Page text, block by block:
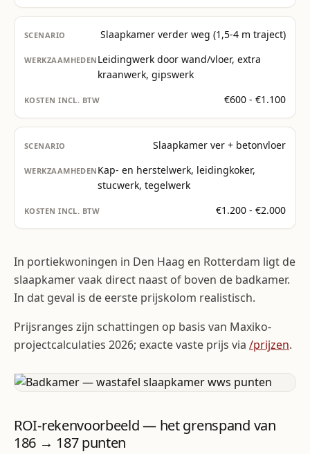
Slaapkamer verder weg (1,5-4 m traject)
Leidingwerk door wand/vloer, extra
kraanwerk, gipswerk
€600 - €1.100
Slaapkamer ver + betonvloer
Kap- en herstelwerk, leidingkoker,
stucwerk, tegelwerk
€1.200 - €2.000
In portiekwoningen in Den Haag en Rotterdam ligt de
slaapkamer vaak direct naast of boven de badkamer.
In dat geval is de eerste prijskolom realistisch.
Prijsranges zijn schattingen op basis van Maxiko-
projectcalculaties 2026; exacte vaste prijs via /prijzen.
ROI-rekenvoorbeeld — het grenspand van
186 → 187 punten